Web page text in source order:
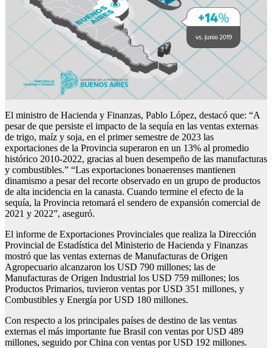
El ministro de Hacienda y Finanzas, Pablo López, destacó que: “A
pesar de que persiste el impacto de la sequía en las ventas externas
de trigo, maíz y soja, en el primer semestre de 2023 las
exportaciones de la Provincia superaron en un 13% al promedio
histórico 2010-2022, gracias al buen desempeño de las manufacturas
y combustibles.” “Las exportaciones bonaerenses mantienen
dinamismo a pesar del recorte observado en un grupo de productos
de alta incidencia en la canasta. Cuando termine el efecto de la
sequía, la Provincia retomará el sendero de expansión comercial de
2021 y 2022”, aseguró.
El informe de Exportaciones Provinciales que realiza la Dirección
Provincial de Estadística del Ministerio de Hacienda y Finanzas
mostró que las ventas externas de Manufacturas de Origen
Agropecuario alcanzaron los USD 790 millones; las de
Manufacturas de Origen Industrial los USD 759 millones; los
Productos Primarios, tuvieron ventas por USD 351 millones, y
Combustibles y Energía por USD 180 millones.
Con respecto a los principales países de destino de las ventas
externas el más importante fue Brasil con ventas por USD 489
millones, seguido por China con ventas por USD 192 millones.